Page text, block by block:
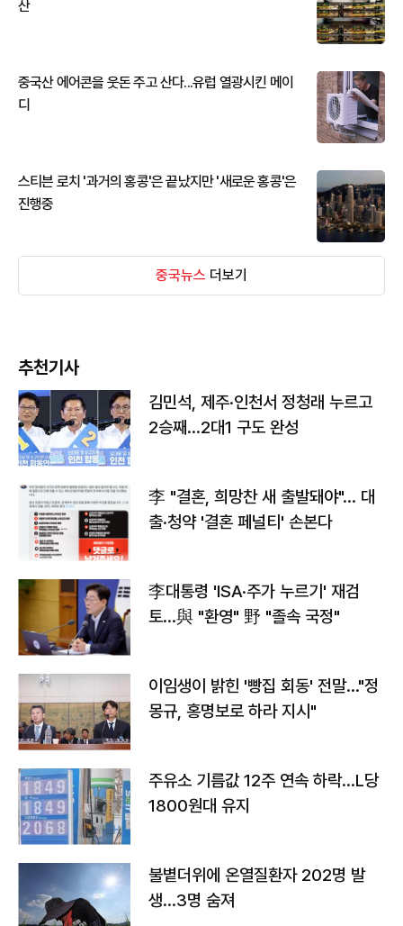
산
중국산 에어콘을 웃돈 주고 산다...유럽 열광시킨 메이
디
스티븐 로치 '과거의 홍콩'은 끝났지만 '새로운 홍콩'은
진행중
중국뉴스 더보기
추천기사
김민석, 제주·인천서 정청래 누르고
2승째…2대1 구도 완성
李 "결혼, 희망찬 새 출발돼야"… 대
출·청약 '결혼 페널티' 손본다
李대통령 'ISA·주가 누르기' 재검
토…與 "환영" 野 "졸속 국정"
이임생이 밝힌 '빵집 회동' 전말…"정
몽규, 홍명보로 하라 지시"
주유소 기름값 12주 연속 하락…L당
1800원대 유지
불볕더위에 온열질환자 202명 발
생…3명 숨져